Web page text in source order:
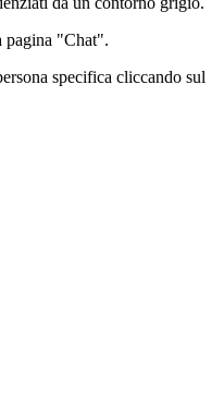
pagina "Chat".
specifica cliccando sul